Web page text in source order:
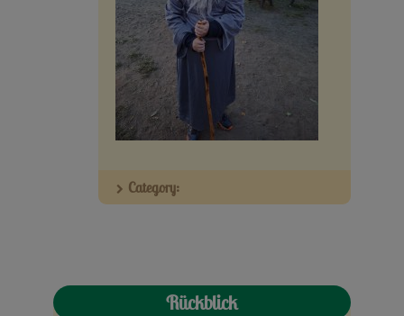
Veranstaltungen
Baumpaten
Kontakt
Category:
Rückblick